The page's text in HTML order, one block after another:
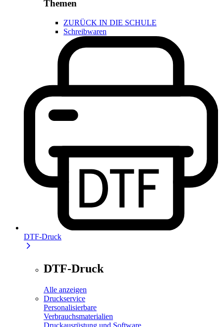
Themen
ZURÜCK IN DIE SCHULE
Schreibwaren
DTF-Druck
DTF-Druck
Alle anzeigen
Druckservice
Personalisierbare
Verbrauchsmaterialien
Druckausrüstung und Software